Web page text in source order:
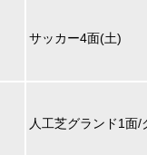
サッカー4面(土)
人工芝グランド1面